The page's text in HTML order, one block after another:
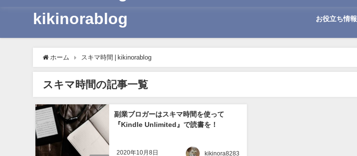
kikinorablog お役立ち情報
ホーム スキマ時間 | kikinorablog
スキマ時間の記事一覧
副業ブロガーはスキマ時間を使って
『Kindle Unlimited』で読書を！
2020年10月8日 kikinora8283